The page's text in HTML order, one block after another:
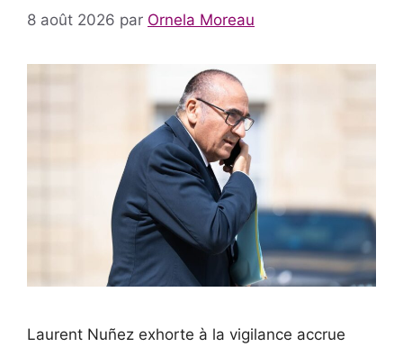
8 août 2026 par Ornela Moreau
Laurent Nuñez exhorte à la vigilance accrue